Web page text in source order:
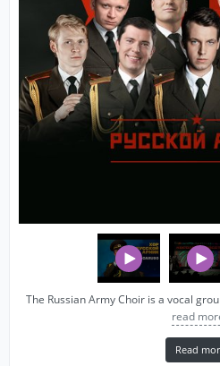
The Russian Army Choir is a vocal
read
Read